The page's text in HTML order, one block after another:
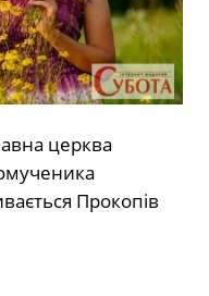
церква
Прокопів